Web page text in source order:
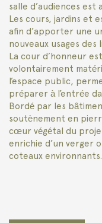
salle d’audiences
Les cours, jardins et
afin d’apporter une
nouveaux usages des
La cour d’honneur
volontairement
l’espace public,
préparer à l’entrée
Bordé par les
soutènement en
cœur végétal du
enrichie d’un verger
coteaux environnants.